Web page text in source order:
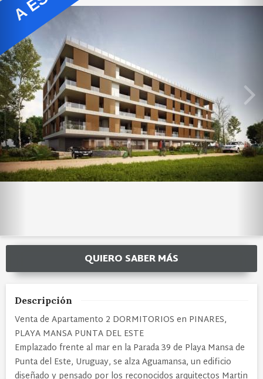
QUIERO SABER MÁS
Descripción
Venta de Apartamento 2 DORMITORIOS en PINARES,
PLAYA MANSA PUNTA DEL ESTE
Emplazado frente al mar en la Parada 39 de Playa Mansa de
Punta del Este, Uruguay, se alza Aguamansa, un edificio